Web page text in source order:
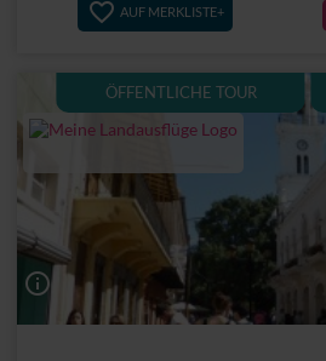
AUF MERKLISTE+
info_outline
ÖFFENTLICHE TOUR